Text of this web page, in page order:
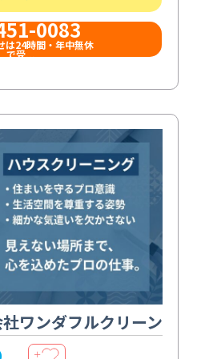
0083
は24時間・年中無休
で受...
ワンダフルクリーン
＋